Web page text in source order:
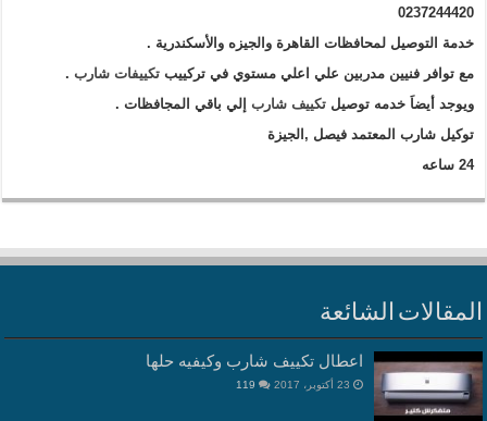
0237244420
خدمة التوصيل لمحافظات القاهرة والجيزه والأسكندرية .
مع توافر فنيين مدربين علي اعلي مستوي في تركييبتكييفات شارب .
ويوجد أيضاَ خدمه توصيل تكييف شارب إلي باقي المجافظات .
توكيل شارب المعتمد فيصل ,الجيزة
24 ساعه
المقالات الشائعة
اعطال تكييف شارب وكيفيه حلها
23 أكتوبر، 2017 119